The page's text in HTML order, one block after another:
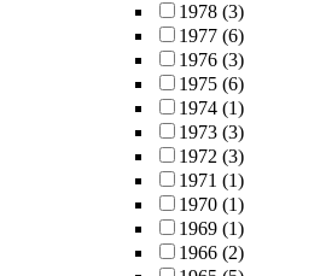
1978 (3)
1977 (6)
1976 (3)
1975 (6)
1974 (1)
1973 (3)
1972 (3)
1971 (1)
1970 (1)
1969 (1)
1966 (2)